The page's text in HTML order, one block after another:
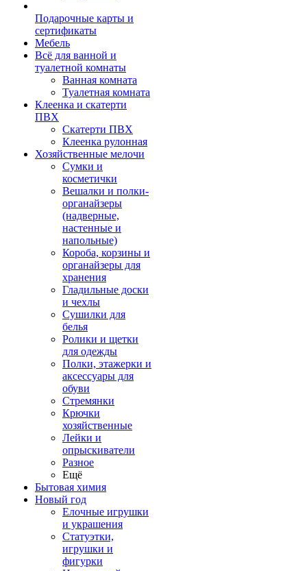
Подарочные карты и
сертификаты
Мебель
Всё для ванной и
туалетной комнаты
Ванная комната
Туалетная комната
Клеенка и скатерти
ПВХ
Скатерти ПВХ
Клеенка рулонная
Хозяйственные мелочи
Сумки и
косметички
Вешалки и полки-
органайзеры
(надверные,
настенные и
напольные)
Короба, корзины и
органайзеры для
хранения
Гладильные доски
и чехлы
Сушилки для
белья
Ролики и щетки
для одежды
Полки, этажерки и
аксессуары для
обуви
Стремянки
Крючки
хозяйственные
Лейки и
опрыскиватели
Разное
Ещё
Бытовая химия
Новый год
Елочные игрушки
и украшения
Статуэтки,
игрушки и
фигурки